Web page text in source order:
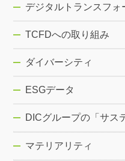
デジタルトランスフ
TCFDへの取り組み
ダイバーシティ
ESGデータ
DICグループの「サス
マテリアリティ